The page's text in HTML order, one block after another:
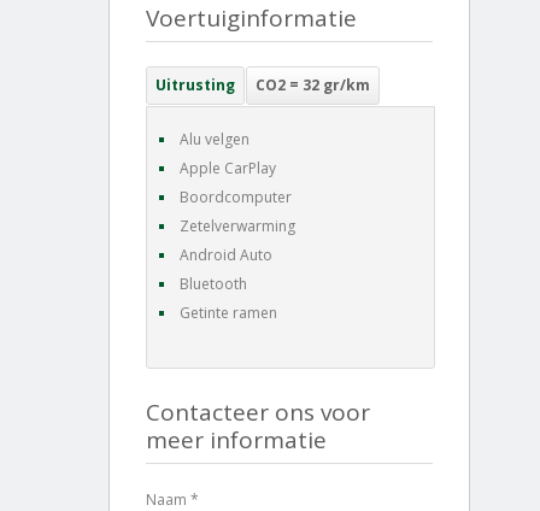
Voertuiginformatie
Uitrusting CO2 = 32 gr/km
Alu velgen
Apple CarPlay
Boordcomputer
Zetelverwarming
Android Auto
Bluetooth
Getinte ramen
Contacteer ons voor
meer informatie
Naam *